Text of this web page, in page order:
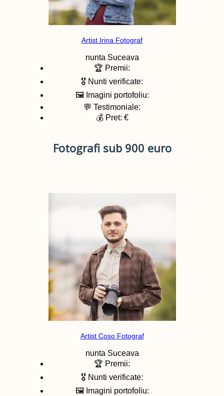
Artist Irina Fotograf
nunta Suceava
🏆 Premii:
🎖️ Nunti verificate:
🖼️ Imagini portofoliu:
💬 Testimoniale:
💰 Pret: €
Fotografi sub 900 euro
Artist Coso Fotograf
nunta Suceava
🏆 Premii:
🎖️ Nunti verificate:
🖼️ Imagini portofoliu: